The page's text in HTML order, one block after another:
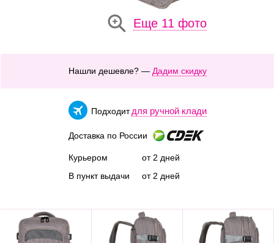
Еще 11 фото
Нашли дешевле? — Дадим скидку
Подходит для ручной клади
Доставка по России
Курьером
В пункт выдачи
от 2 дней
от 2 дней